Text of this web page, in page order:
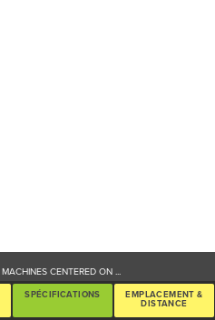
MACHINES CENTERED ON...
SPÉCIFICATIONS
EMPLACEMENT &
DISTANCE